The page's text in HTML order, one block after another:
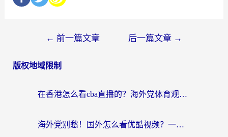
← 前一篇文章 后一篇文章 →
版权地域限制
在香港怎么看cba直播的？海外党体育观赛终极指南：告别版权限制，畅享中文解说
海外党别愁！国外怎么看优酷视频？一招解决追剧、看直播难题